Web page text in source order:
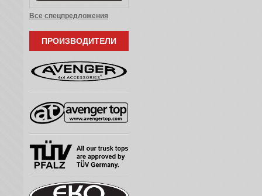
Все спецпредложения
ПРОИЗВОДИТЕЛИ